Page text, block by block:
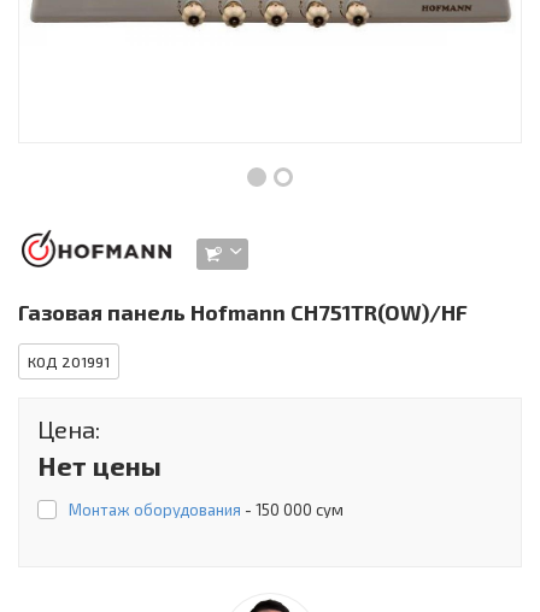
Инструменты и техника
Сантехника
Газовая панель Hofmann CH751TR(OW)/HF
КОД 201991
Цена:
Нет цены
Монтаж оборудования - 150 000 сум